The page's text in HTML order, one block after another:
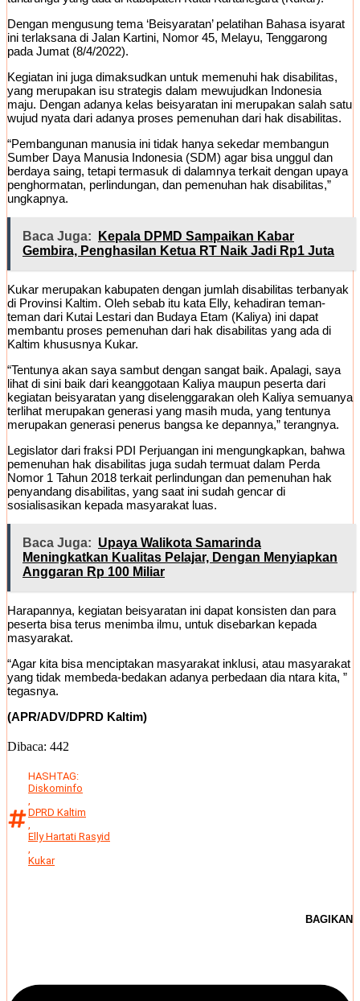
Dengan mengusung tema ‘Beisyaratan’ pelatihan Bahasa isyarat
ini terlaksana di Jalan Kartini, Nomor 45, Melayu, Tenggarong
pada Jumat (8/4/2022).
Kegiatan ini juga dimaksudkan untuk memenuhi hak disabilitas,
yang merupakan isu strategis dalam mewujudkan Indonesia
maju. Dengan adanya kelas beisyaratan ini merupakan salah satu
wujud nyata dari adanya proses pemenuhan dari hak disabilitas.
“Pembangunan manusia ini tidak hanya sekedar membangun
Sumber Daya Manusia Indonesia (SDM) agar bisa unggul dan
berdaya saing, tetapi termasuk di dalamnya terkait dengan upaya
penghormatan, perlindungan, dan pemenuhan hak disabilitas,”
ungkapnya.
Baca Juga:
Kepala DPMD Sampaikan Kabar
Gembira, Penghasilan Ketua RT Naik Jadi Rp1 Juta
Kukar merupakan kabupaten dengan jumlah disabilitas terbanyak
di Provinsi Kaltim. Oleh sebab itu kata Elly, kehadiran teman-
teman dari Kutai Lestari dan Budaya Etam (Kaliya) ini dapat
membantu proses pemenuhan dari hak disabilitas yang ada di
Kaltim khususnya Kukar.
“Tentunya akan saya sambut dengan sangat baik. Apalagi, saya
lihat di sini baik dari keanggotaan Kaliya maupun peserta dari
kegiatan beisyaratan yang diselenggarakan oleh Kaliya semuanya
terlihat merupakan generasi yang masih muda, yang tentunya
merupakan generasi penerus bangsa ke depannya,” terangnya.
Legislator dari fraksi PDI Perjuangan ini mengungkapkan, bahwa
pemenuhan hak disabilitas juga sudah termuat dalam Perda
Nomor 1 Tahun 2018 terkait perlindungan dan pemenuhan hak
penyandang disabilitas, yang saat ini sudah gencar di
sosialisasikan kepada masyarakat luas.
Baca Juga: Upaya Walikota Samarinda
Meningkatkan Kualitas Pelajar, Dengan Menyiapkan
Anggaran Rp 100 Miliar
Harapannya, kegiatan beisyaratan ini dapat konsisten dan para
peserta bisa terus menimba ilmu, untuk disebarkan kepada
masyarakat.
“Agar kita bisa menciptakan masyarakat inklusi, atau masyarakat
yang tidak membeda-bedakan adanya perbedaan dia ntara kita, ”
tegasnya.
(APR/ADV/DPRD Kaltim)
Dibaca: 442
HASHTAG:
Diskominfo
,
DPRD Kaltim
,
Elly Hartati Rasyid
,
Kukar
BAGIKAN